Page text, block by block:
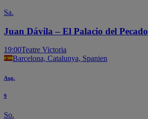
Sa.
Juan Dávila – El Palacio del Pecado
19:00Teatre Victoria
Barcelona, Catalunya, Spanien
Aug.
9
So.